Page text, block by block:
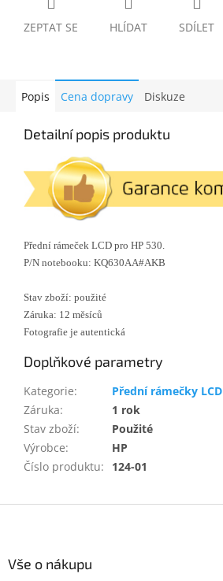
ZEPTAT SE HLÍDAT SDÍLET
Popis Cena dopravy Diskuze
Detailní popis produktu
Přední rámeček LCD pro HP 530.
P/N notebooku: KQ630AA#AKB
Stav zboží: použité
Záruka: 12 měsíců
Fotografie je autentická
Doplňkové parametry
Kategorie:
Přední rámečky LCD
Záruka:
1 rok
Stav zboží:
Použité
Výrobce:
HP
Číslo produktu: 124-01
Vše o nákupu